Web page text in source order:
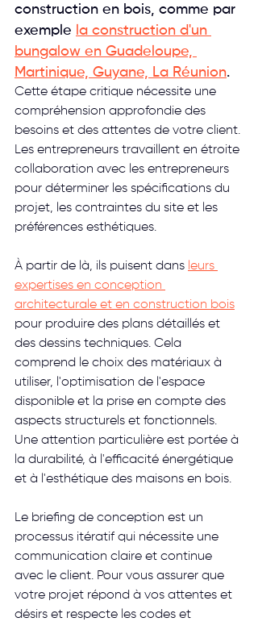
construction en bois, comme par
exemple la construction d'un
bungalow en Guadeloupe,
Martinique, Guyane, La Réunion.
Cette étape critique nécessite une
compréhension approfondie des
besoins et des attentes de votre client.
Les entrepreneurs travaillent en étroite
collaboration avec les entrepreneurs
pour déterminer les spécifications du
projet, les contraintes du site et les
préférences esthétiques.
À partir de là, ils puisent dans leurs
expertises en conception
architecturale et en construction bois
pour produire des plans détaillés et
des dessins techniques. Cela
comprend le choix des matériaux à
utiliser, l'optimisation de l'espace
disponible et la prise en compte des
aspects structurels et fonctionnels.
Une attention particulière est portée à
la durabilité, à l'efficacité énergétique
et à l'esthétique des maisons en bois.
Le briefing de conception est un
processus itératif qui nécessite une
communication claire et continue
avec le client. Pour vous assurer que
votre projet répond à vos attentes et
désirs et respecte les codes et